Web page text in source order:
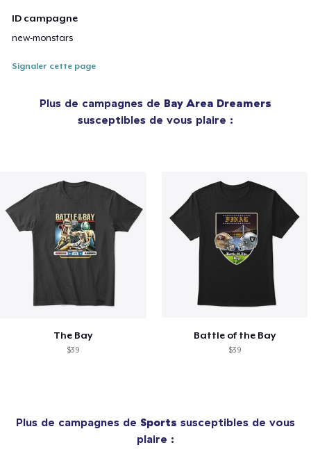
ID campagne
new-monstars
Signaler cette page
Plus de campagnes de Bay Area Dreamers
susceptibles de vous plaire :
The Bay
$39
Battle of the Bay
$39
Plus de campagnes de Sports susceptibles de vous
plaire :